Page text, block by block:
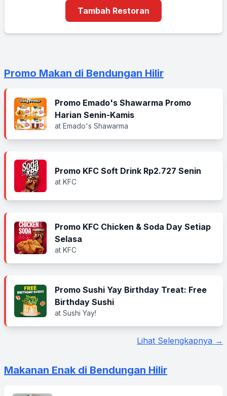
Tambah Restoran
Promo Makan di Bendungan Hilir
Promo Emado's Shawarma Promo
Harian Senin-Kamis
at Emado's Shawarma
Promo KFC Soft Drink Rp2.727 Senin
at KFC
Promo KFC Chicken & Soda Day Setiap
Selasa
at KFC
Promo Sushi Yay Birthday Treat: Free
Birthday Sushi
at Sushi Yay!
Lihat Selengkapnya →
Makanan Enak di Bendungan Hilir